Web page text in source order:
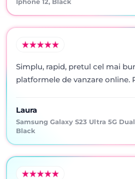
Simplu, rapid, pretul cel mai
platformele de vanzare online.
Laura
Samsung Galaxy S23 Ultra 5G
Black